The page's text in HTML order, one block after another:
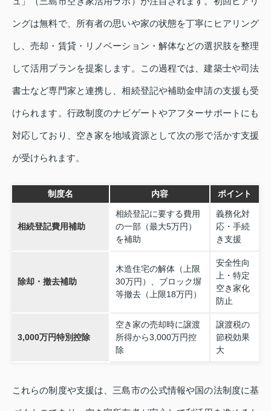
ングは無料で、所有者の思いや家の状態を丁寧にヒアリング
し、売却・賃貸・リノベーション・解体などの選択肢を整理
して活用プランを提案します。この過程では、建築士や司法
書士など専門家と連携し、相続登記や補助金申請の支援も受
けられます。行政制度のナビゲートやアフターサポートにも
対応しており、空き家を地域資源として次の形で活かす支援
が受けられます。
制度名 内容 ポイント
相続登記費用補助
相続登記に要する費用
の一部（最大5万円）
を補助
義務化対
応・手続
き支援
除却・撤去補助
木造住宅の解体（上限
30万円）、ブロック塀
等撤去（上限18万円）
安全性向
上・特定
空き家化
防止
3,000万円特別控除
空き家の売却時に譲渡
所得から3,000万円控
除
譲渡税の
節税効果
大
これらの制度や支援は、三島市の公式情報や国の法制度に基